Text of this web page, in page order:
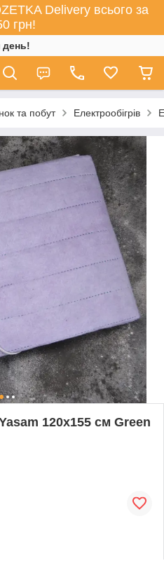
Delivery всього за
грн!
день!
та побут Електрообігрів
120x155 см Green